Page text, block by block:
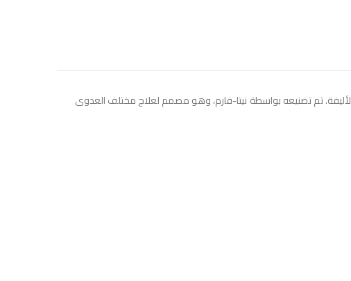
للماشية والحيوانات الأليفة. تم تصنيعه بواسطة نيتا-فارم، وهو مصمم لعلاج مختلف العدوى